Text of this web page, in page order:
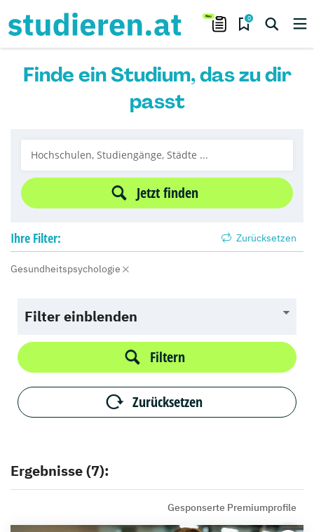
0
Finde ein Studium, das zu dir
passt
Jetzt finden
Ihre Filter: Zurücksetzen
Gesundheitspsychologie
Filter einblenden
Filtern
Zurücksetzen
Ergebnisse (7):
Gesponserte Premiumprofile